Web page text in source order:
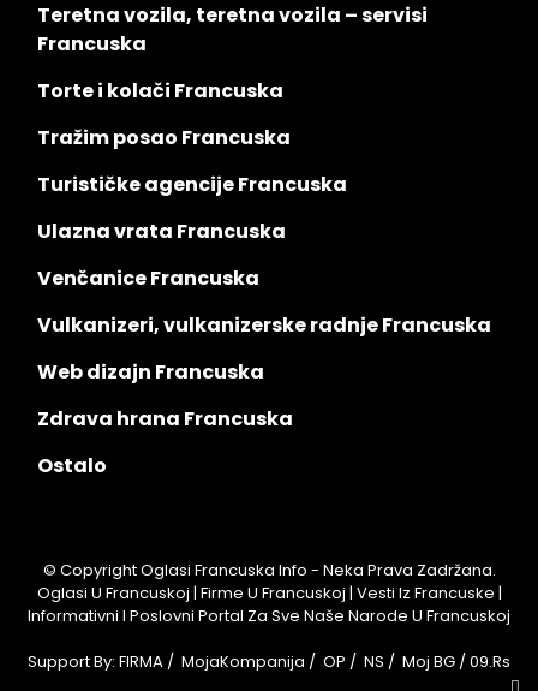
Teretna vozila, teretna vozila – servisi
Francuska
Torte i kolači Francuska
Tražim posao Francuska
Turističke agencije Francuska
Ulazna vrata Francuska
Venčanice Francuska
Vulkanizeri, vulkanizerske radnje Francuska
Web dizajn Francuska
Zdrava hrana Francuska
Ostalo
© Copyright Oglasi Francuska Info - Neka Prava Zadržana.
Oglasi U Francuskoj | Firme U Francuskoj | Vesti Iz Francuske |
Informativni I Poslovni Portal Za Sve Naše Narode U Francuskoj
Support By: FIRMA / MojaKompanija / OP / NS / Moj BG /09.rs